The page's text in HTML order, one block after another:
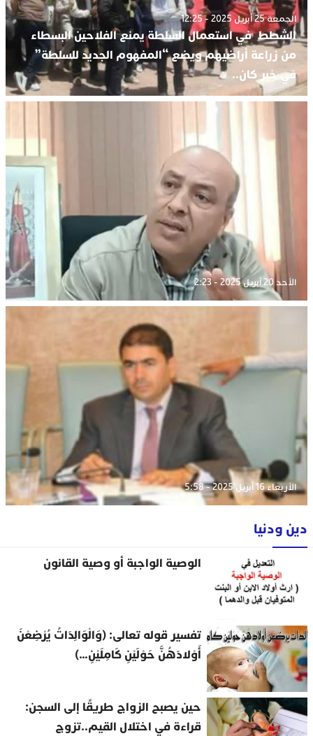
الجمعة 25 أبريل 2025 - 12:25
الشطط في استعمال السلطة يمنع الفلاحين البسطاء
من زراعة أراضيهم ويضع “المفهوم الجديد للسلطة”
في خبر كان..
الأحد 20 أبريل 2025 - 2:23
الأربعاء 16 أبريل 2025 - 5:58
دين ودنيا
الوصية الواجبة أو وصية القانون
تفسير قوله تعالى: (وَالْوَالِدَاتُ يُرْضِعْنَ
أَوْلادَهُنَّ حَوْلَيْنِ كَامِلَيْنِ…)
حين يصبح الزواج طريقًا إلى السجن:
قراءة في اختلال القيم..تزوج